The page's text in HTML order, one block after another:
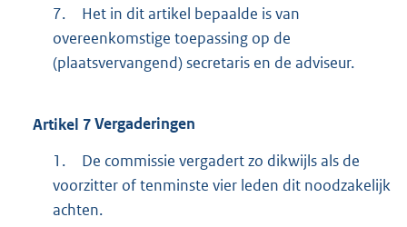
7.
Het in dit artikel bepaalde is van
overeenkomstige toepassing op de
(plaatsvervangend) secretaris en de adviseur.
Artikel 7Vergaderingen
1.
De commissie vergadert zo dikwijls als de
voorzitter of tenminste vier leden dit noodzakelijk
achten.